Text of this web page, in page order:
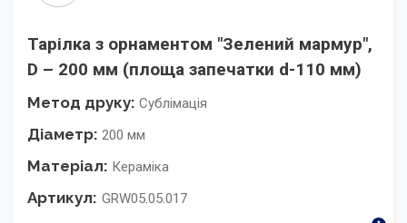
Тарілка з орнаментом "Зелений мармур",
D – 200 мм (площа запечатки d-110 мм)
Метод друку: Сублімація
Діаметр: 200 мм
Матеріал: Кераміка
Артикул: GRW05.05.017